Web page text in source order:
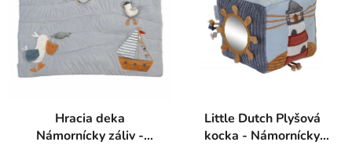
Hracia deka
Námornícky záliv -
Little Dutch Plyšová
kocka - Námornícky